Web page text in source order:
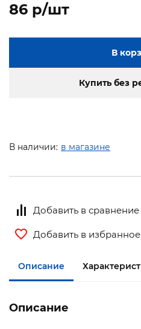
86 p/шт
В
Купить без
В наличии: в магазине
Добавить в сравнение
Добавить в избранное
Описание
Описание